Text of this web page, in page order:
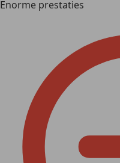
Enorme prestaties